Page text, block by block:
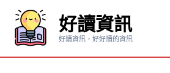
要
好讀資訊
好讀資訊，好好讀的資訊